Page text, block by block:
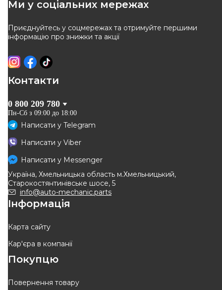
Ми у соціальних мережах
Приєднуйтесь у соцмережах та отримуйте першими
інформацію про знижки та акції
Контакти
0 800 209 780
Пн-Сб з 09:00 до 18:00
Написати у Telegram
Написати у Viber
Написати у Messenger
Україна, Хмельницька область м.Хмельницький,
Старокостянтинівське шосе, 5
info@auto-mechanic.parts
Інформація
Карта сайту
Кар'єра в компанії
Покупцю
Повернення товару